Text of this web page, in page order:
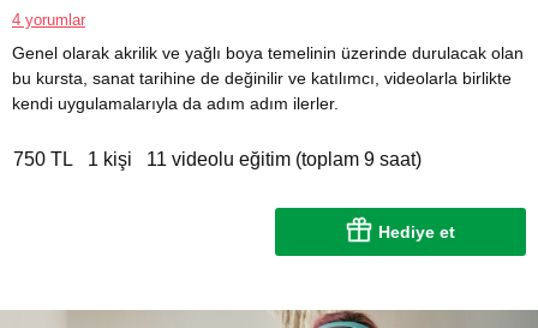
4 yorumlar
Genel olarak akrilik ve yağlı boya temelinin üzerinde durulacak olan
bu kursta, sanat tarihine de değinilir ve katılımcı, videolarla birlikte
kendi uygulamalarıyla da adım adım ilerler.
750 TL 1 kişi 11 videolu eğitim (toplam 9 saat)
Hediye et